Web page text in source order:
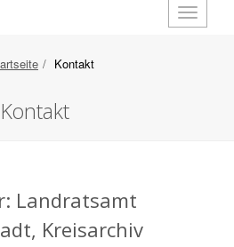
öffnen
Kontakt
Kontakt
Landratsamt
Kreisarchiv